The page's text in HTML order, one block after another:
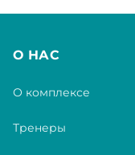
О НАС
О комплексе
Тренеры